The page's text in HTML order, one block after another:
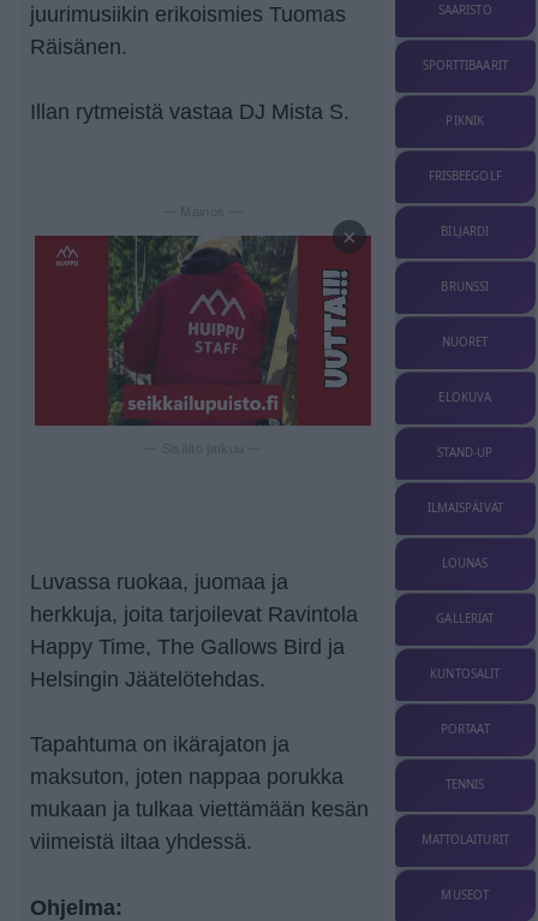
juurimusiikin erikoismies Tuomas
Räisänen.
Illan rytmeistä vastaa DJ Mista S.
×
Luvassa ruokaa, juomaa ja
herkkuja, joita tarjoilevat Ravintola
Happy Time, The Gallows Bird ja
Helsingin Jäätelötehdas.
Tapahtuma on ikärajaton ja
maksuton, joten nappaa porukka
mukaan ja tulkaa viettämään kesän
viimeistä iltaa yhdessä.
Ohjelma:
SAARISTO
SPORTTIBAARIT
PIKNIK
FRISBEEGOLF
BILJARDI
BRUNSSI
NUORET
ELOKUVA
STAND-UP
ILMAISPÄIVÄT
LOUNAS
GALLERIAT
KUNTOSALIT
PORTAAT
TENNIS
MATTOLAITURIT
MUSEOT